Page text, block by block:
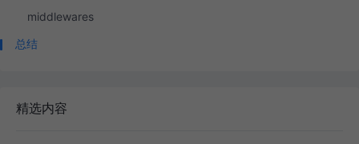
middlewares
总结
精选内容